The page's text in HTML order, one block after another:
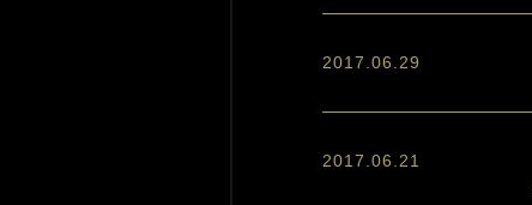
2017.06.29
2017.06.21